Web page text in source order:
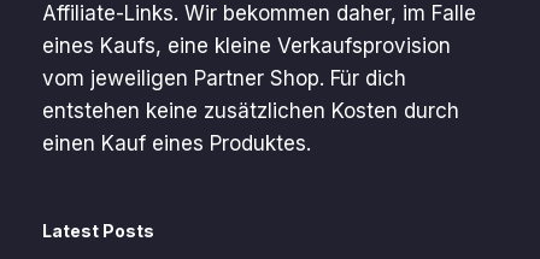
Affiliate-Links. Wir bekommen daher, im Falle
eines Kaufs, eine kleine Verkaufsprovision
vom jeweiligen Partner Shop. Für dich
entstehen keine zusätzlichen Kosten durch
einen Kauf eines Produktes.
Latest Posts